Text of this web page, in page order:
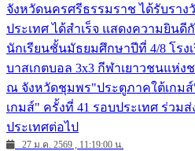
จังหวัดนครศรีธรรมราช ได้รับราง
ประเทศ ได้สำเร็จ แสดงความยิน
นักเรียนชั้นมัธยมศึกษาปีที่ 4/8 โรง
บาสเกตบอล 3x3 กีฬาเยาวชนแห่ง
ณ จังหวัดชุมพร"ประตูภาคใต้เกม
เกมส์" ครั้งที่ 41 รอบประเทศ ร่วม
ประเทศต่อไป
27 ม.ค. 2569 , 11:19:00 น.